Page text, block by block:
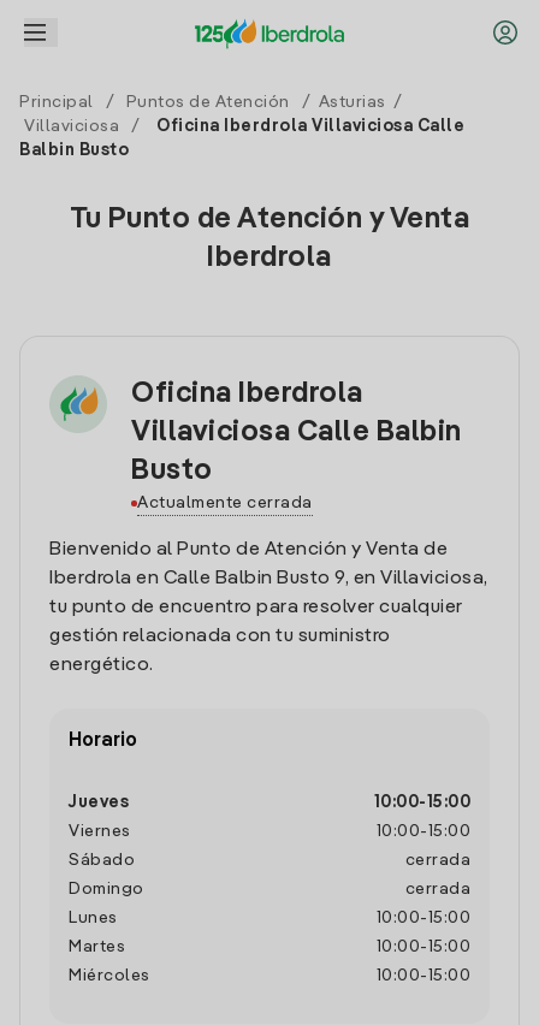
Principal / Puntos de Atención / Asturias
/
Villaviciosa
/
Oficina Iberdrola Villaviciosa Calle
Balbin Busto
Tu Punto de Atención y Venta
Iberdrola
Oficina Iberdrola
Villaviciosa Calle Balbin
Busto
Actualmente cerrada
Bienvenido al Punto de Atención y Venta de
Iberdrola en Calle Balbin Busto 9, en Villaviciosa,
tu punto de encuentro para resolver cualquier
gestión relacionada con tu suministro
energético.
Horario
Jueves 10:00- 15:00
Viernes
10:00- 15:00
Sábado
cerrada
Domingo
cerrada
Lunes
10:00- 15:00
Martes
10:00- 15:00
Miércoles
10:00- 15:00